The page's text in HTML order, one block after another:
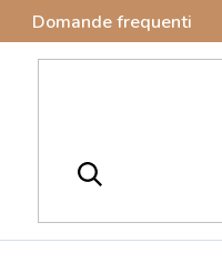
Domande frequenti